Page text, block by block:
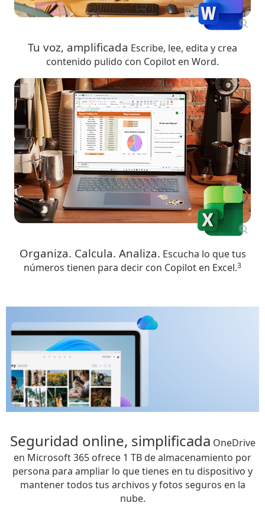
Tu voz, amplificada Escribe, lee, edita y crea
contenido pulido con Copilot en Word.
Organiza. Calcula. Analiza. Escucha lo que tus
números tienen para decir con Copilot en Excel.3
Seguridad online, simplificada OneDrive
en Microsoft 365 ofrece 1 TB de almacenamiento por
persona para ampliar lo que tienes en tu dispositivo y
mantener todos tus archivos y fotos seguros en la
nube.